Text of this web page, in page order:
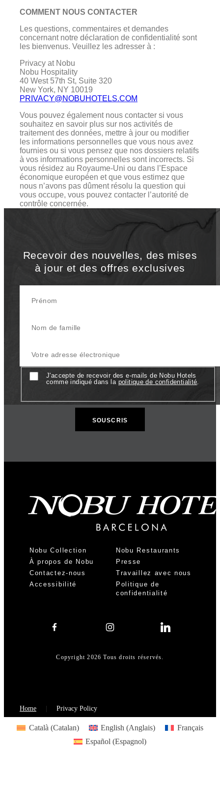
COMMENT NOUS CONTACTER
Les questions, commentaires et demandes
concernant notre déclaration de confidentialité sont
les bienvenus. Veuillez les adresser à :
Privacy at Nobu
Nobu Hospitality
40 West 57th St, Suite 320
New York, NY 10019
PRIVACY@NOBUHOTELS.COM
Vous pouvez également nous contacter si vous
souhaitez en savoir plus sur nos activités de
traitement des données, mettre à jour ou modifier
les informations personnelles que vous nous avez
fournies ou si vous pensez que nos dossiers relatifs
à vos informations personnelles sont incorrects. Si
vous résidez au Royaume-Uni ou dans l’Espace
économique européen et que vous estimez que
nous n’avons pas dûment résolu la question qui
vous occupe, vous pouvez contacter l’autorité de
contrôle concernée.
Recevoir des nouvelles, des mises
à jour et des offres exclusives
Consentement
J'accepte de recevoir des e-mails de Nobu Hotels
comme indiqué dans la politique de confidentialité
Nobu Collection
Nobu Restaurants
À propos de Nobu
Presse
Contactez-nous
Travaillez avec nous
Accessibilité
Politique de
confidentialité
Copyright 2026 Tous droits réservés.
Home Privacy Policy
Català (Catalan) English (Anglais)
Français
Español (Espagnol)